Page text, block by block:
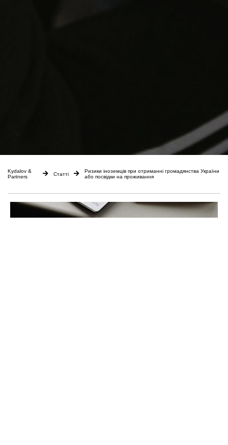
Kydalov &
Partners
Статті
Ризики іноземців при отриманні громадянства України
або посвідки на проживання